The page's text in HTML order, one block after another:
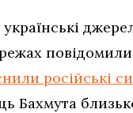
російські
Бахмута